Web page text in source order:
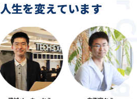
人生を変えています